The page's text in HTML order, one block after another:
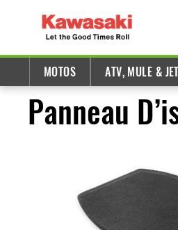
MOTOS ATV, MULE &
Panneau